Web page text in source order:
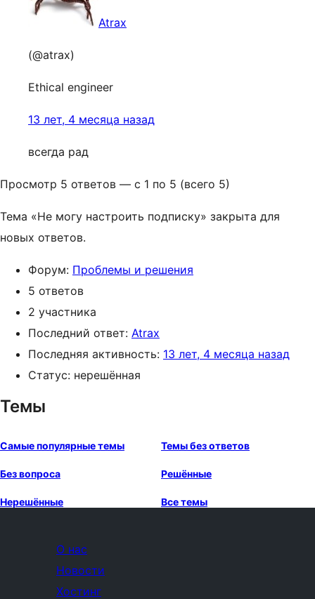
Atrax
(@atrax)
Ethical engineer
13 лет, 4 месяца назад
всегда рад
Просмотр 5 ответов — с 1 по 5 (всего 5)
Тема «Не могу настроить подписку» закрыта для
новых ответов.
Форум: Проблемы и решения
5 ответов
2 участника
Последний ответ: Atrax
Последняя активность: 13 лет, 4 месяца назад
Статус: нерешённая
Темы
Самые популярные темы Темы без ответов
Без вопроса Решённые
Нерешённые Все темы
О нас
Новости
Хостинг